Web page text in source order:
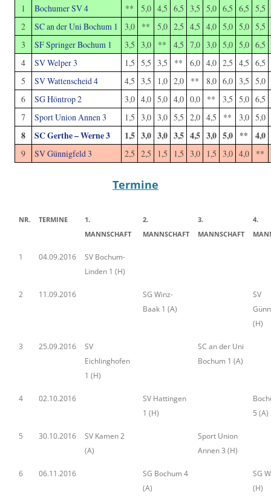
1 Bochumer SV 4 ** 5,0 4,5 6,5 3,5 5,0 6,5 6,5 5,5
2
SC an der Uni Bochum 1 3,0 ** 5,0 2,5 4,5 4,0 5,0 5,0 5,5
3
SF Springer Bochum 1 3,5 3,0 ** 4,5 7,0 3,0 5,0 5,0 6,5
4
SV Welper 3 1,5 5,5 3,5 ** 6,0 4,0 2,5 4,5 6,5
5
SV Wattenscheid 4 4,5 3,5 1,0 2,0 ** 8,0 6,0 3,5 5,0
6
SG Höntrop 2 3,0 4,0 5,0 4,0 0,0 ** 3,5 5,0 6,5
7
Sport Union Annen 3 1,5 3,0 3,0 5,5 2,0 4,5 ** 3,0 5,0
8 SC Gerthe – Werne 3 1,5 3,0 3,0 3,5 4,5 3,0 5,0 ** 4,0
9 SV Günnigfeld 3 2,5 2,5 1,5 1,5 3,0 1,5 3,0 4,0 **
Termine
NR. TERMINE
1.
MANNSCHAFT
2.
MANNSCHAFT
3.
MANNSCHAFT
4.
1 04.09.2016
SV Bochum-
Linden 1 (H)
2 11.09.2016
SG Winz-
Baak 1 (A)
SV
(H)
3 25.09.2016
SV
Eichlinghofen
1 (H)
SC an der Uni
Bochum 1 (A)
4 02.10.2016
SV Hattingen
1 (H)
5 (A)
5 30.10.2016
SV Kamen 2
(A)
Sport Union
Annen 3 (H)
6 06.11.2016
SG Bochum 4
(A)
SG
(H)